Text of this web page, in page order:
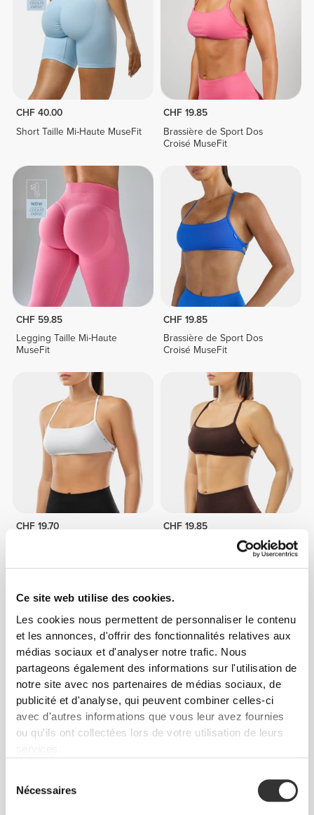
Ce site web utilise des cookies.
Les cookies nous permettent de personnaliser le contenu
et les annonces, d'offrir des fonctionnalités relatives aux
médias sociaux et d'analyser notre trafic. Nous
partageons également des informations sur l'utilisation de
notre site avec nos partenaires de médias sociaux, de
publicité et d'analyse, qui peuvent combiner celles-ci
avec d'autres informations que vous leur avez fournies
ou qu'ils ont collectées lors de votre utilisation de leurs
Nécessaires
CHF 40.00
Short Taille Mi-Haute MuseFit
CHF 19.85
Brassière de Sport Dos
Croisé MuseFit
CHF 59.85
Legging Taille Mi-Haute
MuseFit
CHF 19.85
Brassière de Sport Dos
Croisé MuseFit
CHF 19.70
CHF 19.85
Brassière de Sport Dos
CHF 19.70
CHF 19.85